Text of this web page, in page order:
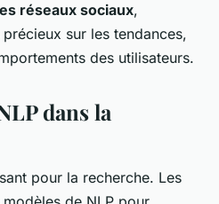
réseaux sociaux,
sur les tendances,
des utilisateurs.
dans la
pour la recherche. Les